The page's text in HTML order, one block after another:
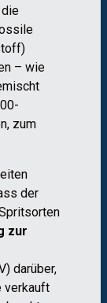
– wie
zum
der
zur
darüber,
verkauft